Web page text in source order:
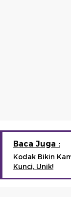
Baca Juga :
Kodak Bikin
Kunci, Unik!